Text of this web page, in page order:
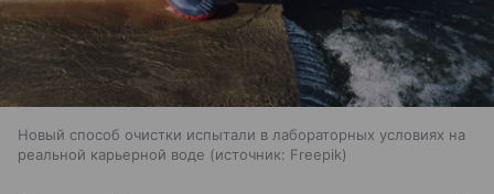
Новый способ очистки испытали в лабораторных условиях на
реальной карьерной воде
источник: Freepik